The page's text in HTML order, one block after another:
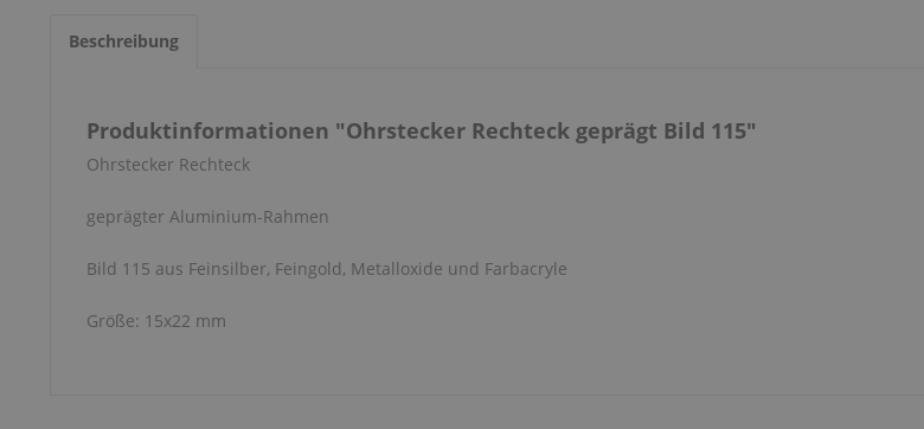
Beschreibung
Produktinformationen "Ohrstecker Rechteck geprägt Bild 115"
Ohrstecker Rechteck
geprägter Aluminium-Rahmen
Bild 115 aus Feinsilber, Feingold, Metalloxide und Farbacryle
Größe: 15x22 mm